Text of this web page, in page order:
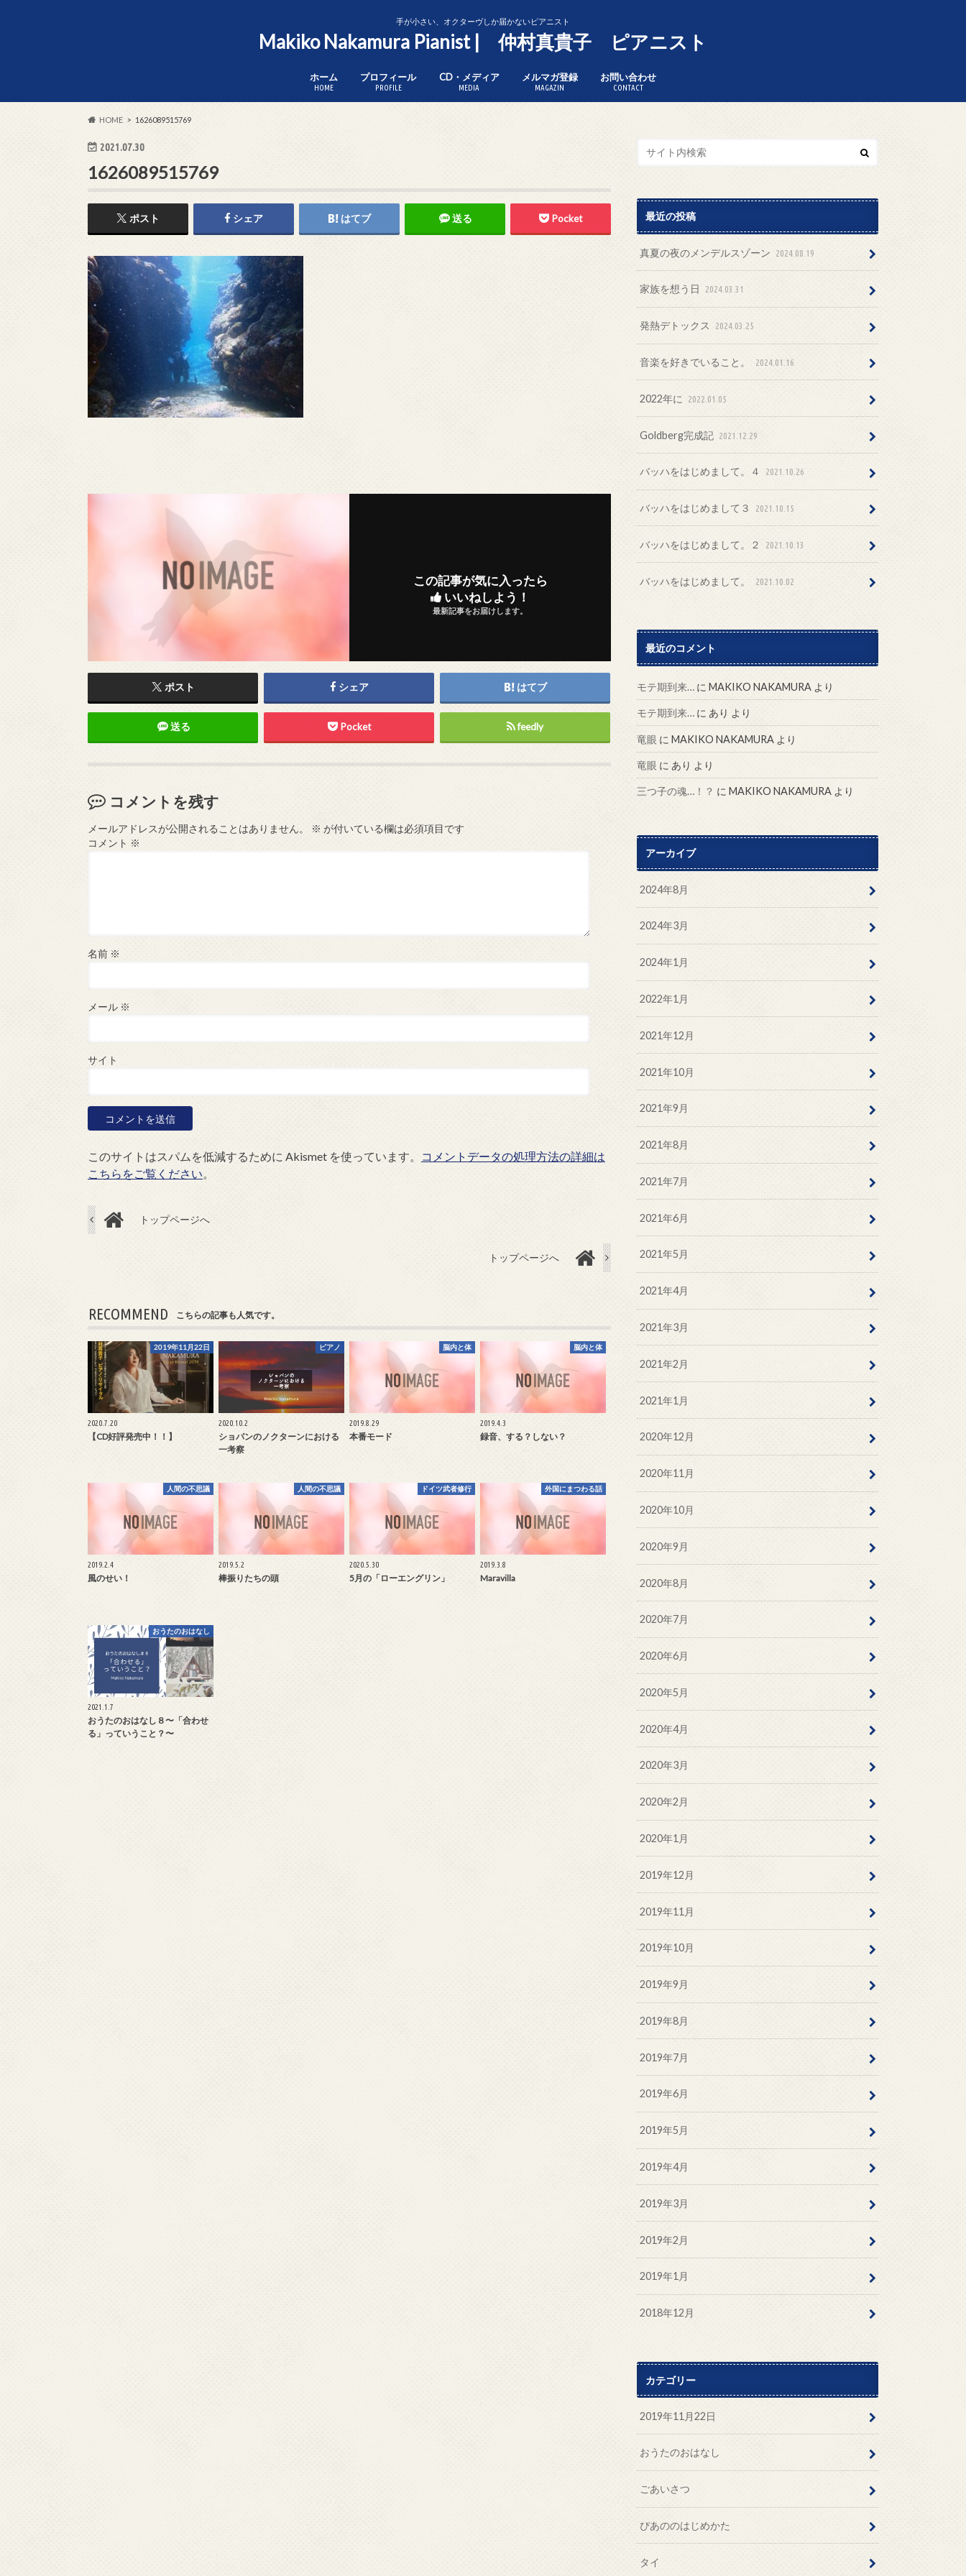
手が小さい、オクターヴしか届かないピアニスト
Makiko Nakamura Pianist | 仲村真貴子 ピアニスト
ホーム
HOME
プロフィール
PROFILE
CD・メディア
MEDIA
メルマガ登録
MAGAZIN
お問い合わせ
CONTACT
HOME 1626089515769
2021.07.30
1626089515769
ポスト シェア はてブ 送る Pocket
この記事が気に入ったら
いいねしよう！
最新記事をお届けします。
ポスト シェア はてブ
送る Pocket feedly
コメントを残す
メールアドレスが公開されることはありません。 ※ が付いている欄は必須項目です
コメント ※
名前 ※
メール ※
サイト
このサイトはスパムを低減するために Akismet を使っています。
コメントデータの処理方法の詳細は
こちらをご覧ください。
トップページへ
トップページへ
RECOMMEND こちらの記事も人気です。
2019年11月22日
2020.7.20
【CD好評発売中！！】
ピアノ
2020.10.2
ショパンのノクターンにおける
一考察
脳内と体
2019.8.29
本番モード
脳内と体
2019.4.3
録音、する？しない？
人間の不思議
2019.2.4
風のせい！
人間の不思議
2019.5.2
棒振りたちの頭
ドイツ武者修行
2020.5.30
5月の「ローエングリン」
外国にまつわる話
2019.3.8
Maravilla
おうたのおはなし
2021.1.7
おうたのおはなし８〜「合わせ
る」っていうこと？〜
最近の投稿
真夏の夜のメンデルスゾーン 2024.08.19
家族を想う日 2024.03.31
発熱デトックス 2024.03.25
音楽を好きでいること。 2024.01.16
2022年に 2022.01.05
Goldberg完成記 2021.12.29
バッハをはじめまして。４ 2021.10.26
バッハをはじめまして３ 2021.10.15
バッハをはじめまして。２ 2021.10.13
バッハをはじめまして。 2021.10.02
最近のコメント
モテ期到来… に MAKIKO NAKAMURA より
モテ期到来… に あり より
竜眼 に MAKIKO NAKAMURA より
竜眼 に あり より
三つ子の魂…！？ に MAKIKO NAKAMURA より
アーカイブ
2024年8月
2024年3月
2024年1月
2022年1月
2021年12月
2021年10月
2021年9月
2021年8月
2021年7月
2021年6月
2021年5月
2021年4月
2021年3月
2021年2月
2021年1月
2020年12月
2020年11月
2020年10月
2020年9月
2020年8月
2020年7月
2020年6月
2020年5月
2020年4月
2020年3月
2020年2月
2020年1月
2019年12月
2019年11月
2019年10月
2019年9月
2019年8月
2019年7月
2019年6月
2019年5月
2019年4月
2019年3月
2019年2月
2019年1月
2018年12月
カテゴリー
2019年11月22日
おうたのおはなし
ごあいさつ
ぴあののはじめかた
タイ